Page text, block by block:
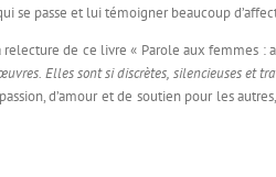
se passe et lui témoigner beaucoup
relecture de ce livre « Parole aux femmes
Elles sont si discrètes, silencieuses et
d’amour et de soutien pour les